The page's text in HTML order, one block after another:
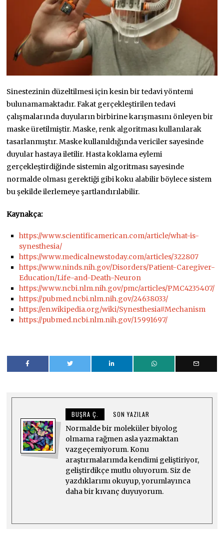
Sinestezinin düzeltilmesi için kesin bir tedavi yöntemi
bulunamamaktadır. Fakat gerçekleştirilen tedavi
çalışmalarında duyuların birbirine karışmasını önleyen bir
maske üretilmiştir. Maske, renk algoritması kullanılarak
tasarlanmıştır. Maske kullanıldığında vericiler sayesinde
duyular hastaya iletilir. Hasta koklama eylemi
gerçekleştirdiğinde sistemin algoritması sayesinde
normalde olması gerektiği gibi koku alabilir böylece sistem
bu şekilde ilerlemeye şartlandırılabilir.
Kaynakça:
https://www.scientificamerican.com/article/what-is-
synesthesia/
https://www.medicalnewstoday.com/articles/322807
https://www.ninds.nih.gov/Disorders/Patient-Caregiver-
Education/Life-and-Death-Neuron
https://www.ncbi.nlm.nih.gov/pmc/articles/PMC4235407/
https://pubmed.ncbi.nlm.nih.gov/24638033/
https://en.wikipedia.org/wiki/Synesthesia#Mechanism
https://pubmed.ncbi.nlm.nih.gov/15991697/
BUŞRA Ç. SON YAZILAR
Normalde bir moleküler biyolog
olmama rağmen asla yazmaktan
vazgeçemiyorum. Konu
araştırmalarımda kendimi geliştiriyor,
geliştirdikçe mutlu oluyorum. Siz de
yazdıklarımı okuyup, yorumlayınca
daha bir kıvanç duyuyorum.